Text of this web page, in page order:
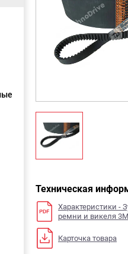
Техническая
Характеристики -
ремни и викеля
Карточка товара